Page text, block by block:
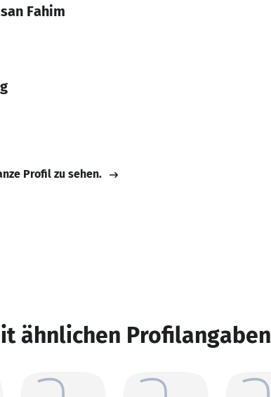
Fahim
Profil zu sehen.
ähnlichen Profilangaben